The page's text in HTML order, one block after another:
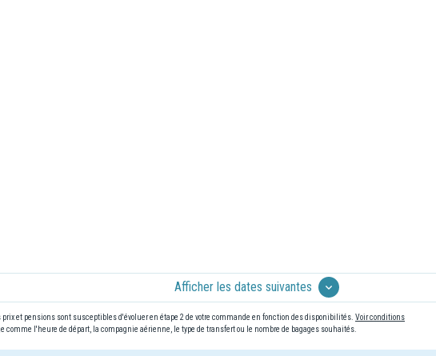
Afficher les dates suivantes
et pensions sont susceptibles d'évoluer en étape 2 de votre commande en fonction des disponibilités. Voir conditions
comme l'heure de départ, la compagnie aérienne, le type de transfert ou le nombre de bagages souhaités.